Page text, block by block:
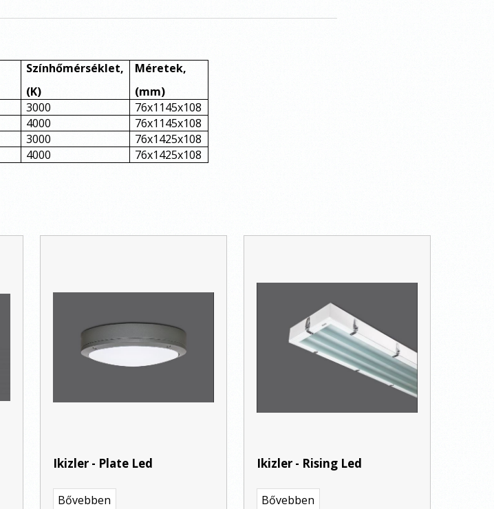
Színhőmérséklet,
(K)
Méretek,
(mm)
3000
76x1145x108
4000
76x1145x108
3000
76x1425x108
4000 76x1425x108
Ikizler - Plate Led
Bővebben
Ikizler - Rising Led
Bővebben